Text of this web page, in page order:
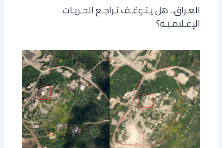
العـراق.. هل يـتـوقـف تـراجـع الحـريـات
الإعـلامـيـة؟